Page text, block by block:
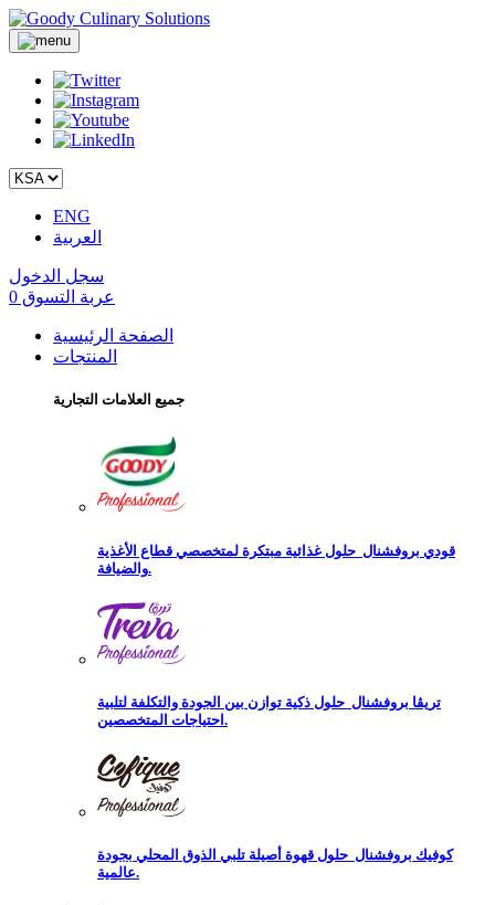
ENG
العربية
سجل الدخول
عربة التسوق 0
الصفحة الرئيسية
المنتجات
جميع العلامات التجارية
قودي بروفشنال حلول غذائية مبتكرة لمتخصصي قطاع الأغذية
والضيافة.
تريڨا بروفشنال حلول ذكية توازن بين الجودة والتكلفة لتلبية
احتياجات المتخصصين.
كوفيك بروفشنال حلول قهوة أصيلة تلبي الذوق المحلي بجودة
عالمية.